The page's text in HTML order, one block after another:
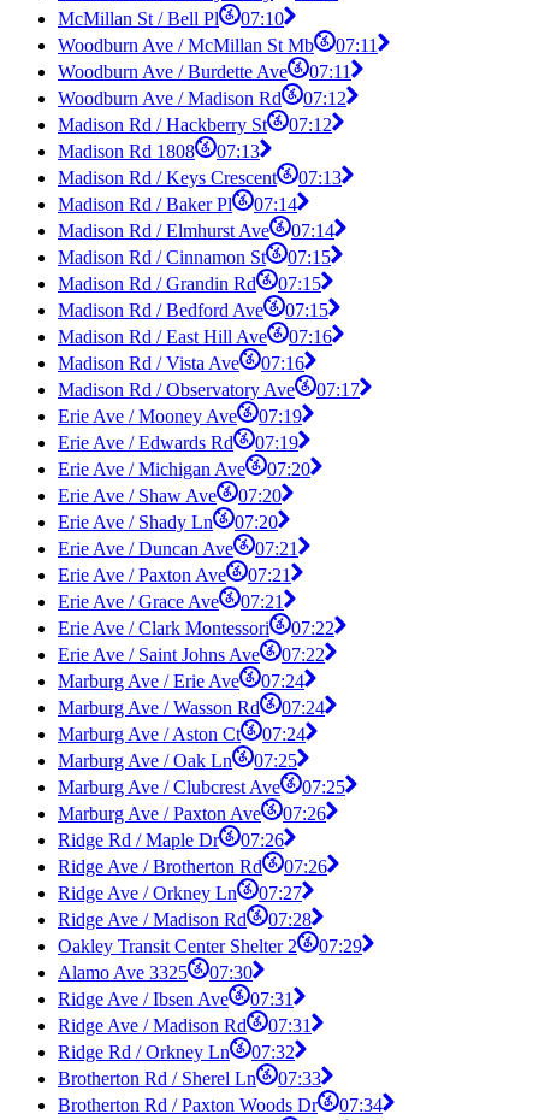
McMillan St / Bell Pl
07:10
Woodburn Ave / McMillan St Mb
07:11
Woodburn Ave / Burdette Ave
07:11
Woodburn Ave / Madison Rd
07:12
Madison Rd / Hackberry St
07:12
Madison Rd 1808
07:13
Madison Rd / Keys Crescent
07:13
Madison Rd / Baker Pl
07:14
Madison Rd / Elmhurst Ave
07:14
Madison Rd / Cinnamon St
07:15
Madison Rd / Grandin Rd
07:15
Madison Rd / Bedford Ave
07:15
Madison Rd / East Hill Ave
07:16
Madison Rd / Vista Ave
07:16
Madison Rd / Observatory Ave
07:17
Erie Ave / Mooney Ave
07:19
Erie Ave / Edwards Rd
07:19
Erie Ave / Michigan Ave
07:20
Erie Ave / Shaw Ave
07:20
Erie Ave / Shady Ln
07:20
Erie Ave / Duncan Ave
07:21
Erie Ave / Paxton Ave
07:21
Erie Ave / Grace Ave
07:21
Erie Ave / Clark Montessori
07:22
Erie Ave / Saint Johns Ave
07:22
Marburg Ave / Erie Ave
07:24
Marburg Ave / Wasson Rd
07:24
Marburg Ave / Aston Ct
07:24
Marburg Ave / Oak Ln
07:25
Marburg Ave / Clubcrest Ave
07:25
Marburg Ave / Paxton Ave
07:26
Ridge Rd / Maple Dr
07:26
Ridge Ave / Brotherton Rd
07:26
Ridge Ave / Orkney Ln
07:27
Ridge Ave / Madison Rd
07:28
Oakley Transit Center Shelter 2
07:29
Alamo Ave 3325
07:30
Ridge Ave / Ibsen Ave
07:31
Ridge Ave / Madison Rd
07:31
Ridge Rd / Orkney Ln
07:32
Brotherton Rd / Sherel Ln
07:33
Brotherton Rd / Paxton Woods Dr
07:34